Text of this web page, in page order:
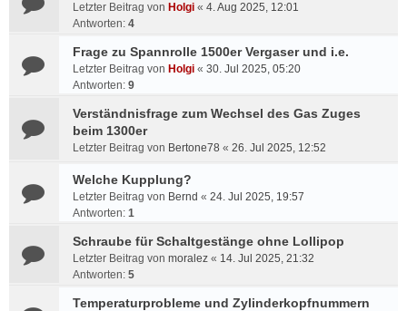
Letzter Beitrag von Holgi « 4. Aug 2025, 12:01
Antworten: 4
Frage zu Spannrolle 1500er Vergaser und i.e.
Letzter Beitrag von Holgi « 30. Jul 2025, 05:20
Antworten: 9
Verständnisfrage zum Wechsel des Gas Zuges
beim 1300er
Letzter Beitrag von Bertone78 « 26. Jul 2025, 12:52
Welche Kupplung?
Letzter Beitrag von Bernd « 24. Jul 2025, 19:57
Antworten: 1
Schraube für Schaltgestänge ohne Lollipop
Letzter Beitrag von moralez « 14. Jul 2025, 21:32
Antworten: 5
Temperaturprobleme und Zylinderkopfnummern